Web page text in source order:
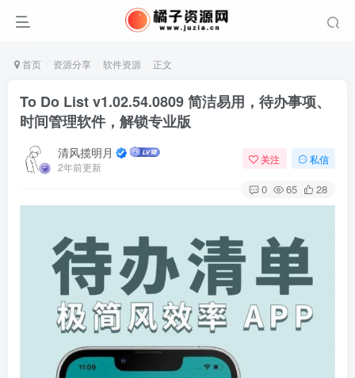
首页 资源分享 软件资源 正文
To Do List v1.02.54.0809 简洁易用，待办事项、
时间管理软件，解锁专业版
清风揽明月
2年前更新
关注 私信
0 65 28